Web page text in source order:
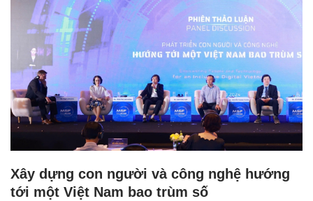
Xây dựng con người và công nghệ hướng
tới một Việt Nam bao trùm số